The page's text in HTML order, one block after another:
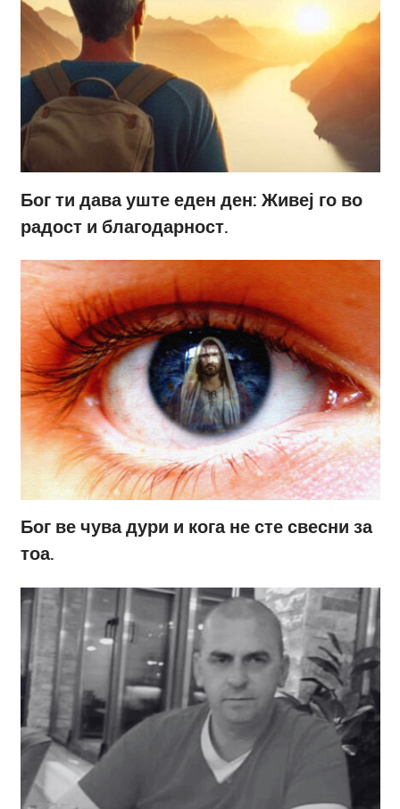
Бог ти дава уште еден ден: Живеј го во
радост и благодарност.
Бог ве чува дури и кога не сте свесни за
тоа.